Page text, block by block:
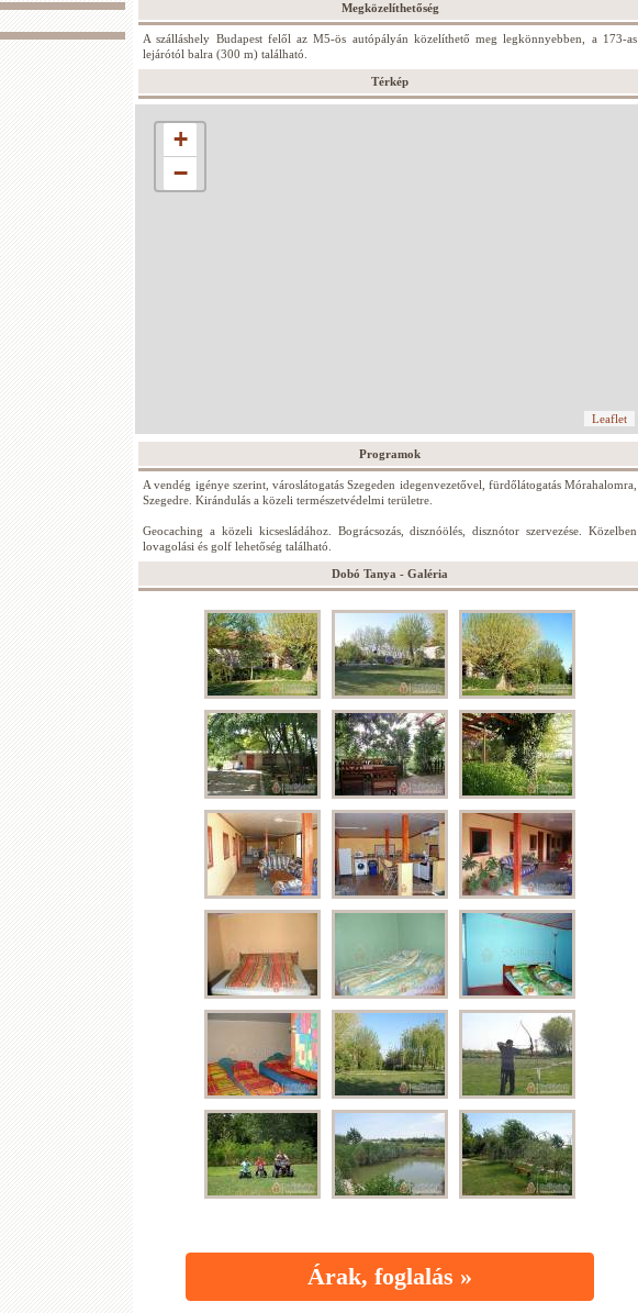
Megközelíthetőség
A szálláshely Budapest felől az M5-ös autópályán közelíthető meg legkönnyebben, a 173-as
lejárótól balra (300 m) található.
Térkép
+
−
Leaflet
Programok
A vendég igénye szerint, városlátogatás Szegeden idegenvezetővel, fürdőlátogatás Mórahalomra,
Szegedre. Kirándulás a közeli természetvédelmi területre.
Geocaching a közeli kicsesládához. Bográcsozás, disznóölés, disznótor szervezése. Közelben
lovagolási és golf lehetőség található.
Dobó Tanya - Galéria
Árak, foglalás »